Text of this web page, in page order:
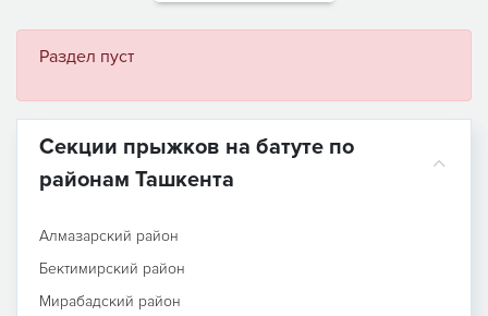
Раздел пуст
Секции прыжков на батуте по
районам Ташкента
Алмазарский район
Бектимирский район
Мирабадский район